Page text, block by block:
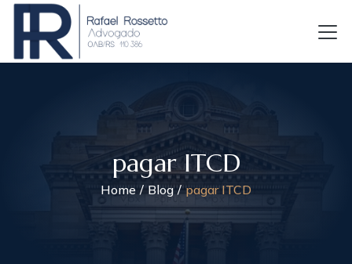
pagar ITCD
Home Blog pagar ITCD